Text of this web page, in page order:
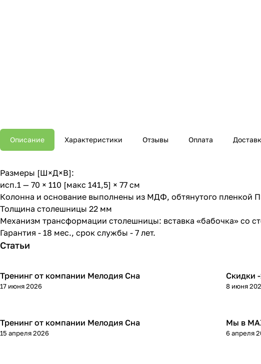
Описание Характеристики Отзывы Оплата
Размеры [Ш×Д×В]:
исп.1 — 70 × 110 [макс 141,5] × 77 см
Колонна и основание выполнены из МДФ, обтянутого пленкой
Толщина столешницы 22 мм
Механизм трансформации столешницы: вставка «бабочка» со
Гарантия - 18 мес., срок службы - 7 лет.
Статьи
Тренинг от компании Мелодия Сна
17 июня 2026
Скидки -
8 июня
Тренинг от компании Мелодия Сна
15 апреля 2026
Мы в
6 апреля